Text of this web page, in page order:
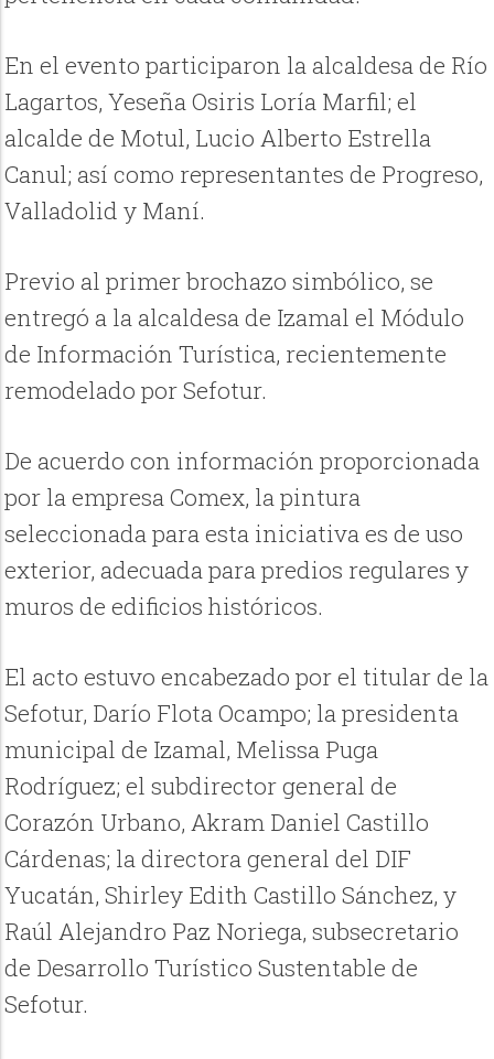
En el evento participaron la alcaldesa de Río
Lagartos, Yeseña Osiris Loría Marfil; el
alcalde de Motul, Lucio Alberto Estrella
Canul; así como representantes de Progreso,
Valladolid y Maní.
Previo al primer brochazo simbólico, se
entregó a la alcaldesa de Izamal el Módulo
de Información Turística, recientemente
remodelado por Sefotur.
De acuerdo con información proporcionada
por la empresa Comex, la pintura
seleccionada para esta iniciativa es de uso
exterior, adecuada para predios regulares y
muros de edificios históricos.
El acto estuvo encabezado por el titular de la
Sefotur, Darío Flota Ocampo; la presidenta
municipal de Izamal, Melissa Puga
Rodríguez; el subdirector general de
Corazón Urbano, Akram Daniel Castillo
Cárdenas; la directora general del DIF
Yucatán, Shirley Edith Castillo Sánchez, y
Raúl Alejandro Paz Noriega, subsecretario
de Desarrollo Turístico Sustentable de
Sefotur.